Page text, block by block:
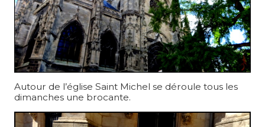
Autour de l’église Saint Michel se déroule tous les
dimanches une brocante.